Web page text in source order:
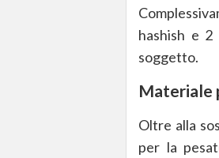
hashish e 2
soggetto.
Materiale
Oltre alla
per la